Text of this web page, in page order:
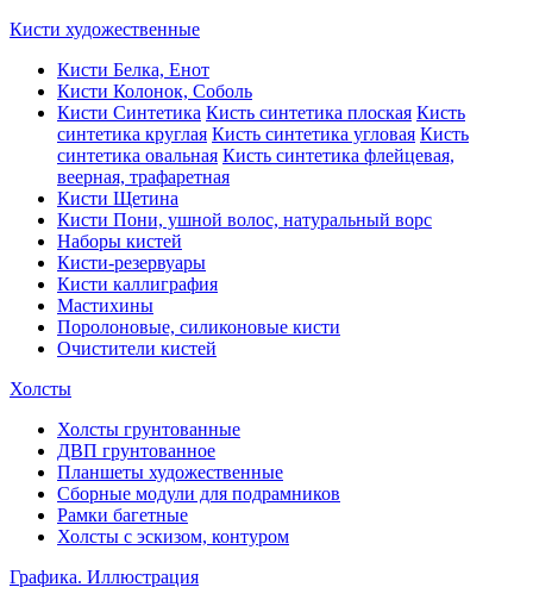
Кисти художественные
Кисти Белка, Енот
Кисти Колонок, Соболь
Кисти Синтетика Кисть синтетика плоская Кисть
синтетика круглая Кисть синтетика угловая Кисть
синтетика овальная Кисть синтетика флейцевая,
веерная, трафаретная
Кисти Щетина
Кисти Пони, ушной волос, натуральный ворс
Наборы кистей
Кисти-резервуары
Кисти каллиграфия
Мастихины
Поролоновые, силиконовые кисти
Очистители кистей
Холсты
Холсты грунтованные
ДВП грунтованное
Планшеты художественные
Сборные модули для подрамников
Рамки багетные
Холсты c эскизом, контуром
Графика. Иллюстрация